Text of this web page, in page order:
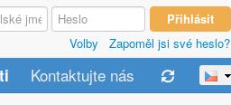
Volby Zapoměl jsi své heslo?
Kontaktujte nás